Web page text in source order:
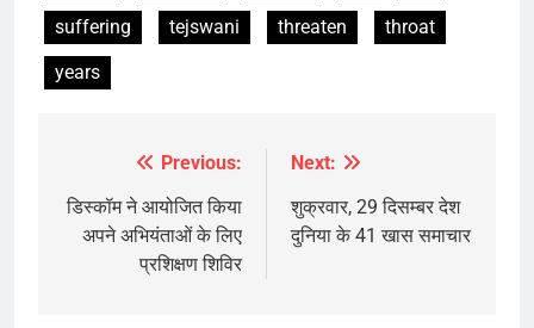
suffering
tejswani threaten
throat
years
navigation
Previous:
डिस्कॉम ने आयोजित किया
अपने अभियंताओं के लिए
प्रशिक्षण शिविर
Next:
शुक्रवार, 29 दिसम्बर देश
दुनिया के 41 खास समाचार